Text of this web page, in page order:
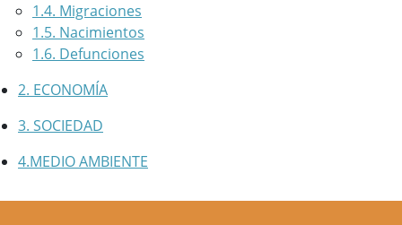
1.4. Migraciones
1.5. Nacimientos
1.6. Defunciones
2. ECONOMÍA
3. SOCIEDAD
4.MEDIO AMBIENTE